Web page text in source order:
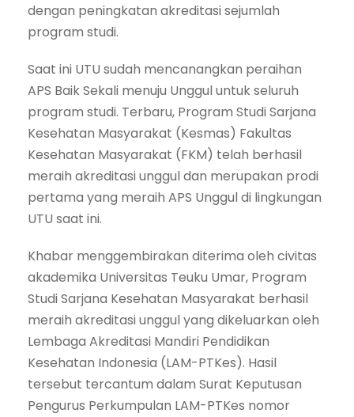
dengan peningkatan akreditasi sejumlah
program studi.
Saat ini UTU sudah mencanangkan peraihan
APS Baik Sekali menuju Unggul untuk seluruh
program studi. Terbaru, Program Studi Sarjana
Kesehatan Masyarakat (Kesmas) Fakultas
Kesehatan Masyarakat (FKM) telah berhasil
meraih akreditasi unggul dan merupakan prodi
pertama yang meraih APS Unggul di lingkungan
UTU saat ini.
Khabar menggembirakan diterima oleh civitas
akademika Universitas Teuku Umar, Program
Studi Sarjana Kesehatan Masyarakat berhasil
meraih akreditasi unggul yang dikeluarkan oleh
Lembaga Akreditasi Mandiri Pendidikan
Kesehatan Indonesia (LAM-PTKes). Hasil
tersebut tercantum dalam Surat Keputusan
Pengurus Perkumpulan LAM-PTKes nomor